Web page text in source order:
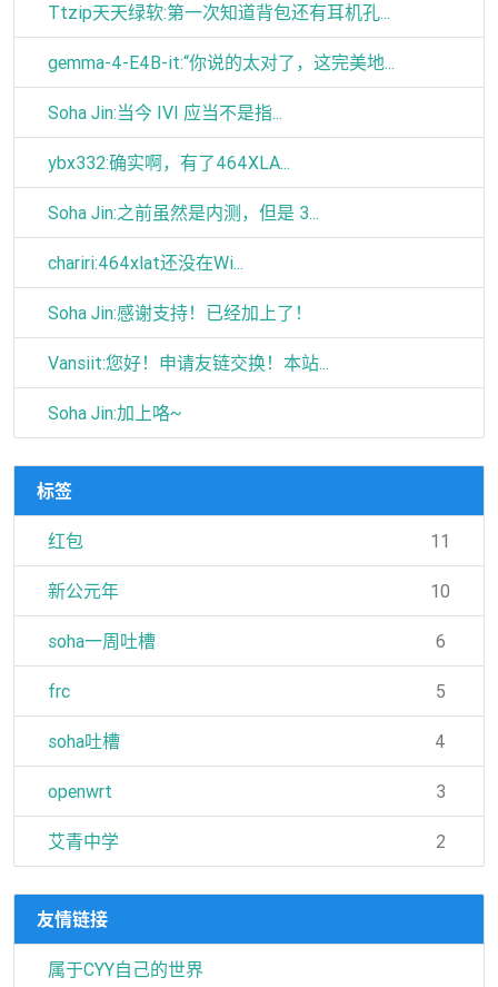
Ttzip天天绿软:第一次知道背包还有耳机孔...
gemma-4-E4B-it:“你说的太对了，这完美地...
Soha Jin:当今 IVI 应当不是指...
ybx332:确实啊，有了464XLA...
Soha Jin:之前虽然是内测，但是 3...
chariri:464xlat还没在Wi...
Soha Jin:感谢支持！已经加上了！
Vansiit:您好！申请友链交换！本站...
Soha Jin:加上咯~
标签
红包 11
新公元年 10
soha一周吐槽 6
frc 5
soha吐槽 4
openwrt 3
艾青中学 2
友情链接
属于CYY自己的世界